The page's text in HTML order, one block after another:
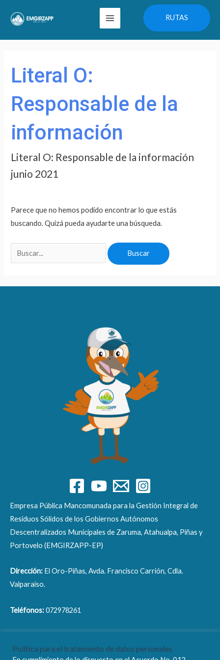
Main
Menu
RUTAS
Literal O:
Responsable de la
información
Literal O: Responsable de la información
junio 2021
Parece que no hemos podido encontrar lo que estás
buscando. Quizá pueda ayudarte una búsqueda.
Empresa Pública Mancomunada para la Gestión Integral de
Residuos Sólidos de los Gobiernos Autónomos
Descentralizados Municipales de Zaruma, Atahualpa, Piñas y
Portovelo (EMGIRZAPP-EP)
Dirección: El Oro-Piñas, Avda. Francisco Carrión, Cdla.
Valparaíso.
Teléfonos:072978261
Política para el tratamiento de datos personales